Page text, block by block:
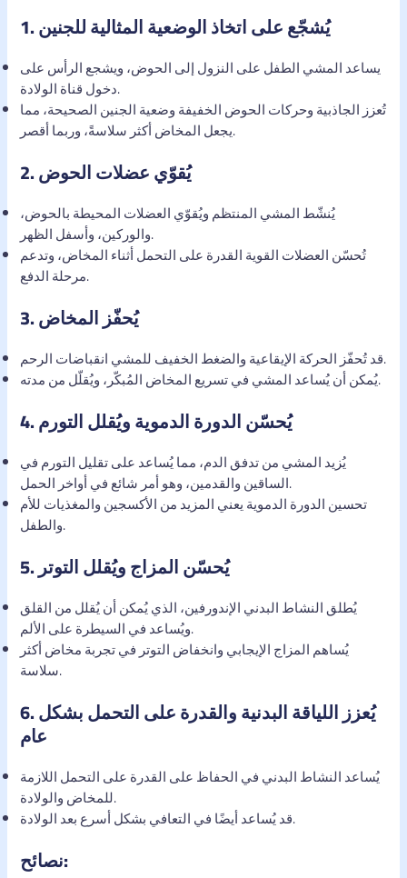
1.يُشجّع على اتخاذ الوضعية المثالية للجنين
يساعد المشي الطفل على النزول إلى الحوض، ويشجع الرأس على
دخول قناة الولادة.
تُعزز الجاذبية وحركات الحوض الخفيفة وضعية الجنين الصحيحة، مما
يجعل المخاض أكثر سلاسةً، وربما أقصر.
2.يُقوّي عضلات الحوض
يُنشّط المشي المنتظم ويُقوّي العضلات المحيطة بالحوض،
والوركين، وأسفل الظهر.
تُحسّن العضلات القوية القدرة على التحمل أثناء المخاض، وتدعم
مرحلة الدفع.
3.يُحفّز المخاض
قد تُحفّز الحركة الإيقاعية والضغط الخفيف للمشي انقباضات الرحم.
يُمكن أن يُساعد المشي في تسريع المخاض المُبكّر، ويُقلّل من مدته.
4.يُحسّن الدورة الدموية ويُقلل التورم
يُزيد المشي من تدفق الدم، مما يُساعد على تقليل التورم في
الساقين والقدمين، وهو أمر شائع في أواخر الحمل.
تحسين الدورة الدموية يعني المزيد من الأكسجين والمغذيات للأم
والطفل.
5.يُحسّن المزاج ويُقلل التوتر
يُطلق النشاط البدني الإندورفين، الذي يُمكن أن يُقلل من القلق
ويُساعد في السيطرة على الألم.
يُساهم المزاج الإيجابي وانخفاض التوتر في تجربة مخاض أكثر
سلاسة.
6.يُعزز اللياقة البدنية والقدرة على التحمل بشكل
عام
يُساعد النشاط البدني في الحفاظ على القدرة على التحمل اللازمة
للمخاض والولادة.
قد يُساعد أيضًا في التعافي بشكل أسرع بعد الولادة.
نصائح: